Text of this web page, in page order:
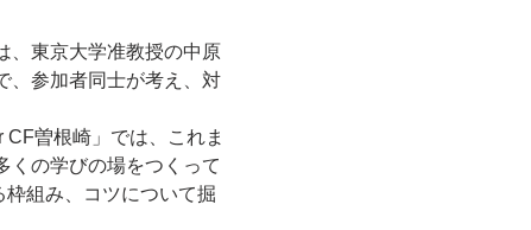
、東京大学准教授の中原
、参加者同士が考え、対
曽根崎」では、これま
くの学びの場をつくって
組み、コツについて掘